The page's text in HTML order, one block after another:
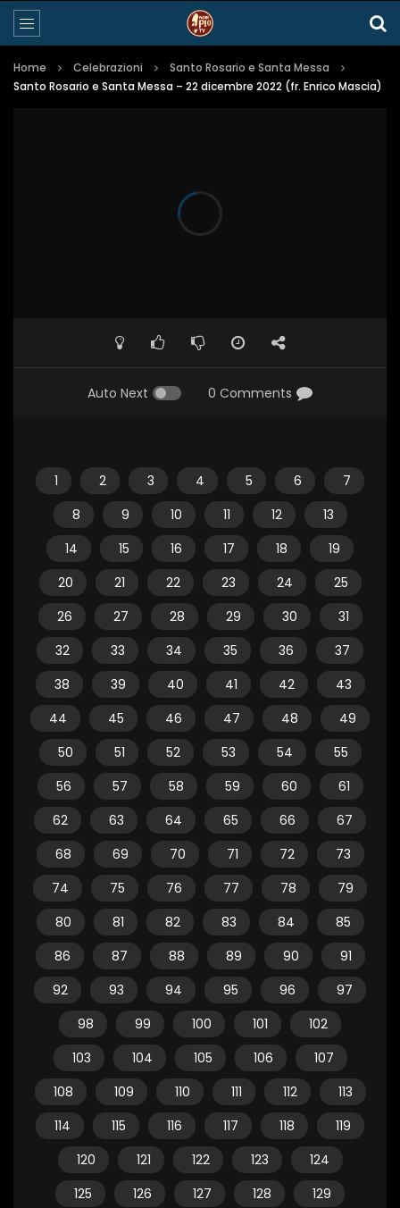
Home Celebrazioni
Santo Rosario e Santa Messa
Santo Rosario e Santa Messa – 22 dicembre 2022 (fr. Enrico Mascia)
Auto Next 0 Comments
1 2 3 4 5 6
7
8
9 10 11 12
13
14
15 16 17 18
19
20
21 22 23 24
25
26
27 28 29 30
31
32
33 34 35 36
37
38
39 40 41 42
43
44
45 46 47 48
49
50
51 52 53 54
55
56
57 58 59 60
61
62
63 64 65 66
67
68
69 70 71 72
73
74
75 76 77 78
79
80
81 82 83 84
85
86
87 88 89 90
91
92
93 94 95 96
97
98
99 100 101
102
103
104 105 106
107
108
109 110 111 112
113
114
115 116 117 118
119
120
121 122 123
124
125
126 127 128
129